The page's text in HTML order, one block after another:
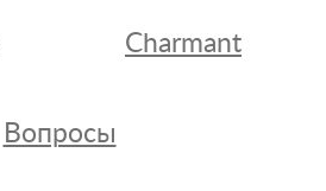
Charmant
Вопросы